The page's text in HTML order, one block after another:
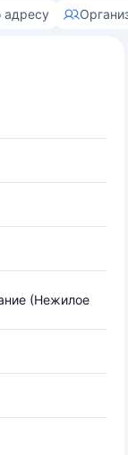
адресу
(Нежилое